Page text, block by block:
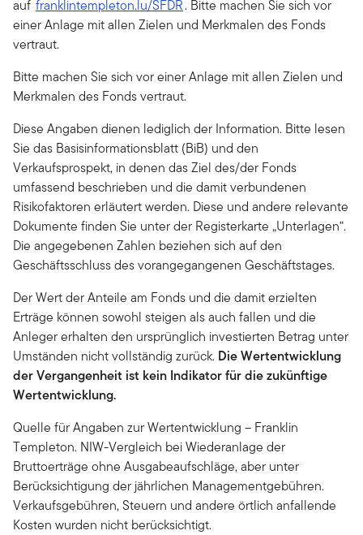
auf franklintempleton.lu/SFDR. Bitte machen Sie sich vor
einer Anlage mit allen Zielen und Merkmalen des Fonds
vertraut.
Bitte machen Sie sich vor einer Anlage mit allen Zielen und
Merkmalen des Fonds vertraut.
Diese Angaben dienen lediglich der Information. Bitte lesen
Sie das Basisinformationsblatt (BiB) und den
Verkaufsprospekt, in denen das Ziel des/der Fonds
umfassend beschrieben und die damit verbundenen
Risikofaktoren erläutert werden. Diese und andere relevante
Dokumente finden Sie unter der Registerkarte „Unterlagen“.
Die angegebenen Zahlen beziehen sich auf den
Geschäftsschluss des vorangegangenen Geschäftstages.
Der Wert der Anteile am Fonds und die damit erzielten
Erträge können sowohl steigen als auch fallen und die
Anleger erhalten den ursprünglich investierten Betrag unter
Umständen nicht vollständig zurück. Die Wertentwicklung
der Vergangenheit ist kein Indikator für die zukünftige
Wertentwicklung.
Quelle für Angaben zur Wertentwicklung – Franklin
Templeton. NIW-Vergleich bei Wiederanlage der
Bruttoerträge ohne Ausgabeaufschläge, aber unter
Berücksichtigung der jährlichen Managementgebühren.
Verkaufsgebühren, Steuern und andere örtlich anfallende
Kosten wurden nicht berücksichtigt.